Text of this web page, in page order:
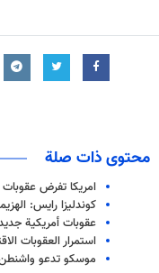
محتوى ذات صلة
امريكا تفرض عقوبات على 7 مسؤولين و14
كوندليزا رايس:
عقوبات أمريكية جديدة ضد
استمرار العقوبات
موسكو تدعو